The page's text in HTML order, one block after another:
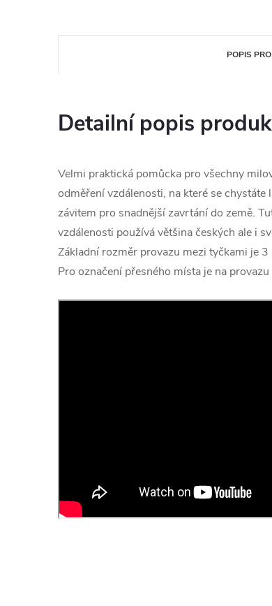
POPIS
Detailní popis
Velmi praktická pomůcka pro všechny
odměření vzdálenosti, na které se
závitem pro snadnější zavrtání do země.
vzdálenosti používá většina českých ale i
Základní rozměr provazu mezi tyčkami je
Pro označení přesného místa je na